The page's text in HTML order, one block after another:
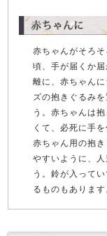
赤ちゃんがそろ
頃、手が届くか
離に、赤ちゃん
ズの抱きぐるみ
う。赤ちゃんは
くて、必死に手
赤ちゃん用の抱
やすいように、
う。鈴が入って
るものもあります